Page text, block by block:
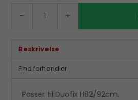
- +
Beskrivelse
Find forhandler
Passer til Duofix H82/92cm.